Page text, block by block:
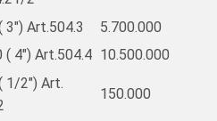
3″) Art.504.3
5.700.000
( 4″) Art.504.4 10.500.000
1/2″) Art.
150.000